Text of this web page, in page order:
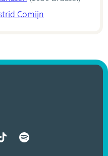
Comijn
réseaux